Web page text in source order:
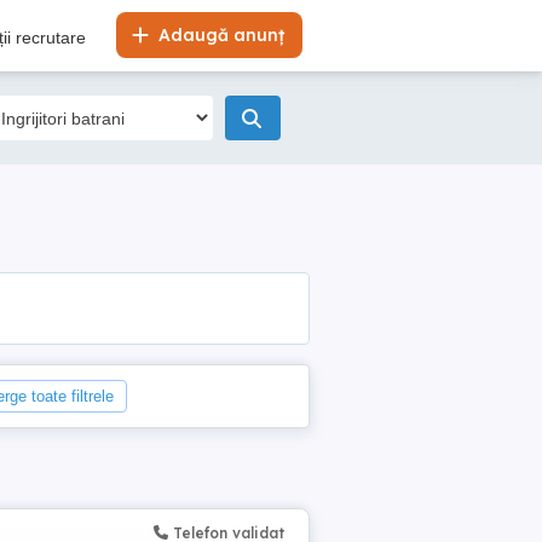
Adaugă anunț
recrutare
toate filtrele
Telefon validat